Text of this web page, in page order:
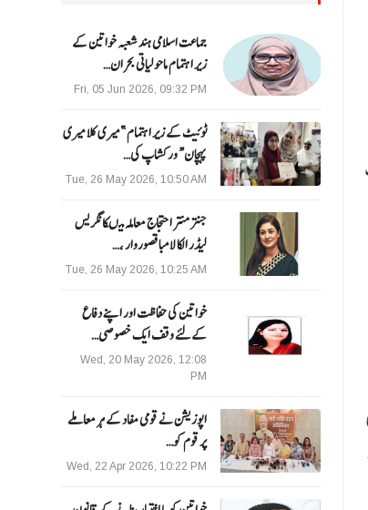
جماعت اسلامی ہند شعبہ خواتین کے
زیر اہتمام ماحولیاتی بحران…
Fri, 05 Jun 2026, 09:32 PM
ٹوئیٹ کے زیر اہتمام ”میری کلا میری
پہچان“ ورکشاپ کی…
Tue, 26 May 2026, 10:50 AM
جنتر منتر احتجاج معاملہ میںکانگریس
لیڈر الکا لامبا قصوروار ،…
Tue, 26 May 2026, 10:25 AM
خواتین کی حفاظت اور اپنے دفاع
کےلئے وقف ایک خصوصی…
Wed, 20 May 2026, 12:08
PM
اپوزیشن نے قومی مفاد کے ہر معاملے
پر قوم کو…
Wed, 22 Apr 2026, 10:22 PM